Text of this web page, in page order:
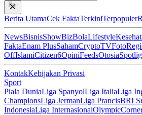
Baca lebih cepat
Berita UtamaCek FaktaTerkiniTerpopuler
NewsBisnisShowBizBolaLifestyle
FaktaEnam PlusSahamCryptoTVFoto
OffIslamiCitizen6OpiniFeedsOtosia
KontakKebijakan Privasi
Sport
Piala DuniaLiga SpanyolLiga ItaliaLiga
ChampionsLiga JermanLiga PrancisBRI
IndonesiaLiga InternasionalOlympic